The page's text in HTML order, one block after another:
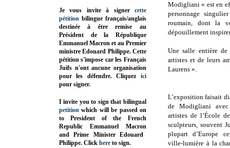
Modigliani « est en
personnage
roumain, dont la
dépouillement
Une salle entière de
artistes et de leurs
Laurens ».
L’exposition faisait
de Modigliani
artistes de l’École
sculpteurs, souvent
plupart d’Europe
ville-lumière à la
Je vous invite à signer cette
pétition bilingue français/anglais
destinée à être remise au
Président de la République
Emmanuel Macron et au Premier
ministre Edouard Philippe. Cette
pétition s'impose car les Français
Juifs n'ont aucune organisation
pour les défendre. Cliquez
ici
pour signer.
I invite you to sign that bilingual
petition which will be passed on
to President of the French
Republic Emmanuel Macron
and Prime MinisterEdouard
Philippe. Click here to sign.